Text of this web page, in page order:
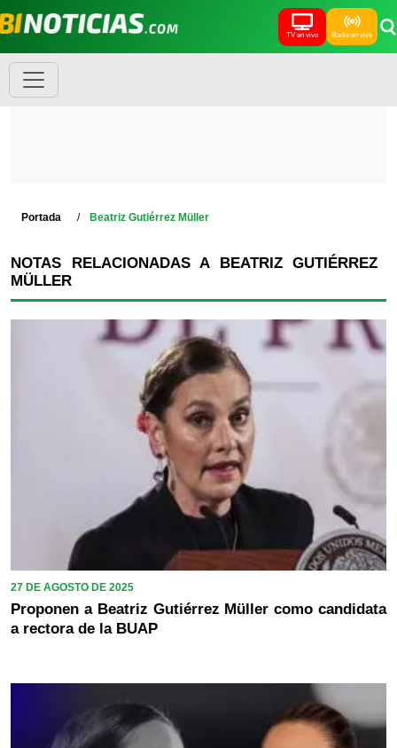
TV en vivo Radio en vivo
Portada Beatriz Gutiérrez Müller
NOTAS RELACIONADAS A BEATRIZ GUTIÉRREZ
MÜLLER
27 DE AGOSTO DE 2025
Proponen a Beatriz Gutiérrez Müller como candidata
a rectora de la BUAP